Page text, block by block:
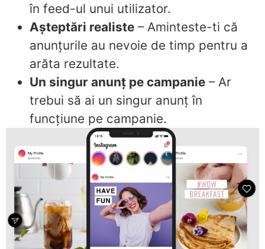
în feed-ul unui utilizator.
Așteptări realiste – Aminteste-ti că
anunțurile au nevoie de timp pentru a
arăta rezultate.
Un singur anunț pe campanie – Ar
trebui să ai un singur anunț în
funcțiune pe campanie.